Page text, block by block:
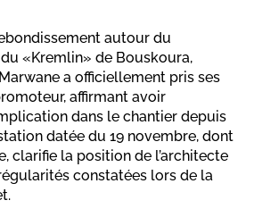
autour du
«Kremlin» de Bouskoura,
a officiellement pris ses
affirmant avoir
dans le chantier depuis
datée du 19 novembre, dont
clarifie la position de l’architecte
constatées lors de la